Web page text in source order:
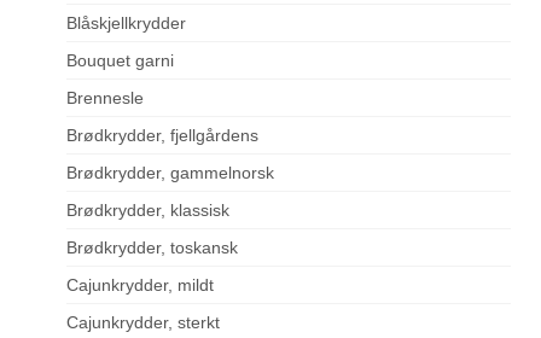
Blåskjellkrydder
Bouquet garni
Brennesle
Brødkrydder, fjellgårdens
Brødkrydder, gammelnorsk
Brødkrydder, klassisk
Brødkrydder, toskansk
Cajunkrydder, mildt
Cajunkrydder, sterkt